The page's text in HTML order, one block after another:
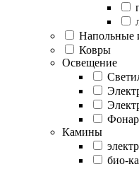
Напольные
Ковры
Освещение
Камины
био-